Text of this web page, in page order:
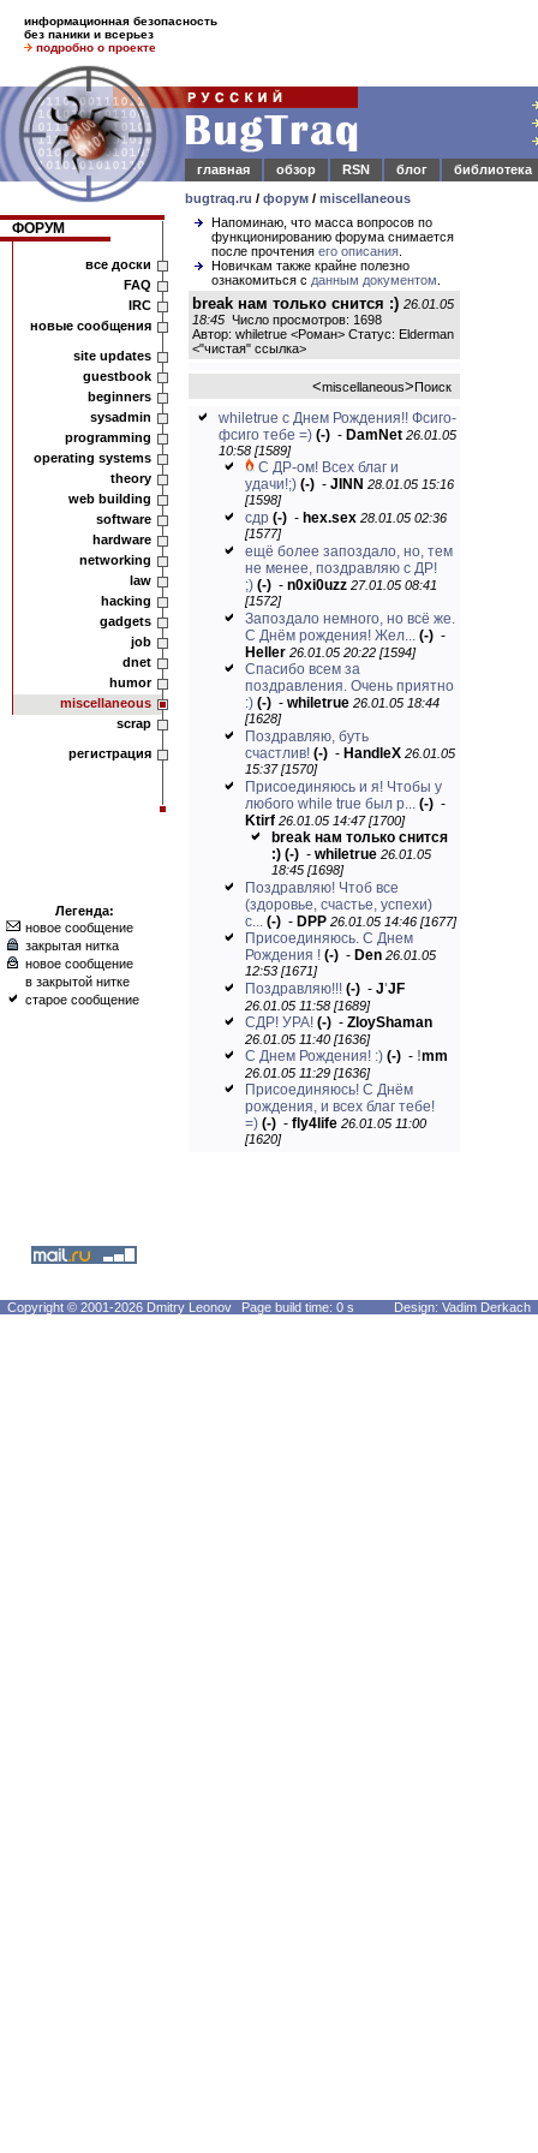
информационная безопасность
без паники и всерьез
подробно о проекте
главная обзор RSN блог
библиотека
bugtraq.ru / форум / miscellaneous
ФОРУМ
все доски
FAQ
IRC
новые сообщения
site updates
guestbook
beginners
sysadmin
programming
operating systems
theory
web building
software
hardware
networking
law
hacking
gadgets
job
dnet
humor
miscellaneous
scrap
регистрация
Легенда:
новое сообщение
закрытая нитка
новое сообщение
в закрытой нитке
старое сообщение
Напоминаю, что масса вопросов по
функционированию форума снимается
после прочтения его описания
Новичкам также крайне полезно
ознакомиться с данным документом
break нам только снится :) 26.01.05
18:45 Число просмотров: 1698
Автор: whiletrue <Роман> Статус: Elderman
<"чистая" ссылка>
<miscellaneous>Поиск
whiletrue с Днем Рождения!! Фсиго-
фсиго тебе =) (-) - DamNet 26.01.05
10:58 [1589]
С ДР-ом! Всех благ и
удачи!;) (-) - JINN 28.01.05 15:16
[1598]
сдр (-) - hex.sex 28.01.05 02:36
[1577]
ещё более запоздало, но, тем
не менее, поздравляю с ДР!
;) (-) - n0xi0uzz 27.01.05 08:41
[1572]
Запоздало немного, но всё же.
С Днём рождения! Жел... (-) -
Heller 26.01.05 20:22 [1594]
Спасибо всем за
поздравления. Очень приятно
:) (-) - whiletrue 26.01.05 18:44
[1628]
Поздравляю, буть
счастлив! (-) - HandleX 26.01.05
15:37 [1570]
Присоединяюсь и я! Чтобы у
любого while true был р... (-) -
Ktirf 26.01.05 14:47 [1700]
break нам только снится
:) (-) - whiletrue 26.01.05
18:45 [1698]
Поздравляю! Чтоб все
(здоровье, счастье, успехи)
с... (-) - DPP 26.01.05 14:46 [1677]
Присоединяюсь. С Днем
Рождения ! (-) - Den 26.01.05
12:53 [1671]
Поздравляю!!! (-) - J'JF
26.01.05 11:58 [1689]
СДР! УРА! (-) - ZloyShaman
26.01.05 11:40 [1636]
С Днем Рождения! :) (-) - !mm
26.01.05 11:29 [1636]
Присоединяюсь! С Днём
рождения, и всех благ тебе!
=) (-) - fly4life 26.01.05 11:00
[1620]
Copyright © 2001-2026 Dmitry Leonov Page build time: 0 s Design: Vadim Derkach